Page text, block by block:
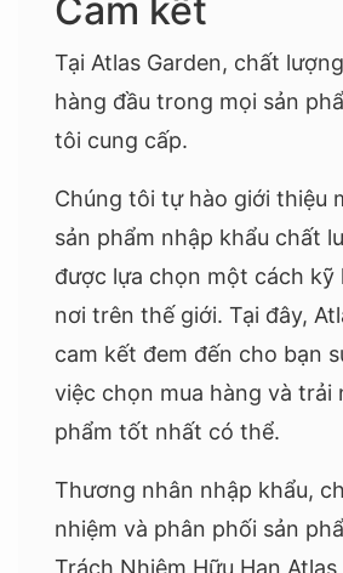
Cam kết
Tại Atlas Garden, chất
hàng đầu trong mọi sản
tôi cung cấp.
Chúng tôi tự hào giới thiệu
sản phẩm nhập khẩu chất
được lựa chọn một cách kỹ
nơi trên thế giới. Tại đây,
cam kết đem đến cho bạn
việc chọn mua hàng và trải
phẩm tốt nhất có thể.
Thương nhân nhập khẩu,
nhiệm và phân phối sản
Trách Nhiệm Hữu Hạn